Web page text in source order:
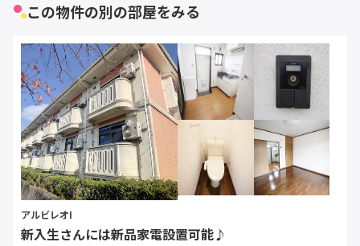
この物件の別の部屋をみる
アルビレオI
新入生さんには新品家電設置可能♪